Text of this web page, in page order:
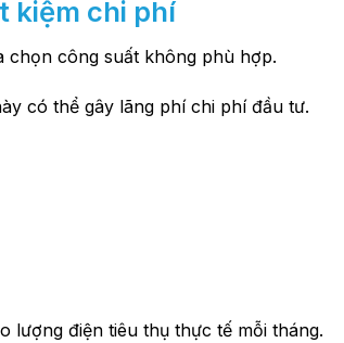
kiệm chi phí
chọn công suất không phù hợp.
có thể gây lãng phí chi phí đầu tư.
lượng điện tiêu thụ thực tế mỗi tháng.